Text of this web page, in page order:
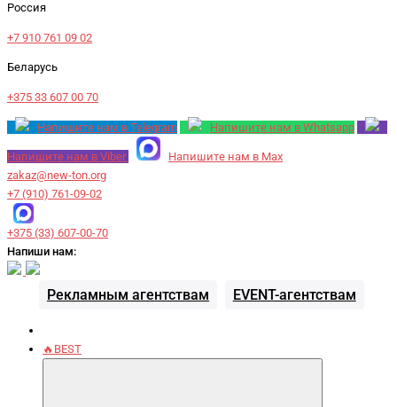
Россия
+7 910 761 09 02
Беларусь
+375 33 607 00 70
Напишите нам в Telegram Напишите нам в Whatsapp
Напишите нам в Viber
Напишите нам в Max
zakaz@new-ton.org
+7 (910) 761-09-02
+375 (33) 607-00-70
Напиши нам:
Рекламным агентствам EVENT-агентствам
🔥BEST